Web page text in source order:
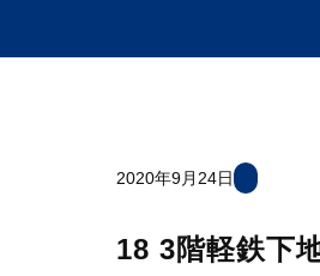
2020年9月24日
18 3階軽鉄下